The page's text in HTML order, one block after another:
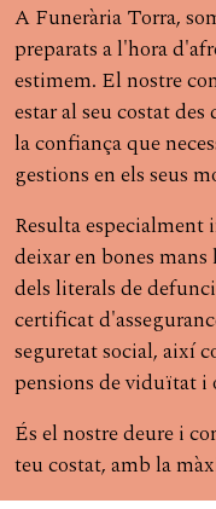
A Funerària Torra,
preparats a l'hora
estimem. El nostre
estar al seu costat
la confiança que
gestions en els seus
Resulta
deixar en bones
dels literals de
certificat
seguretat social, així
pensions de viduïtat i
És el nostre deure i
teu costat, amb la